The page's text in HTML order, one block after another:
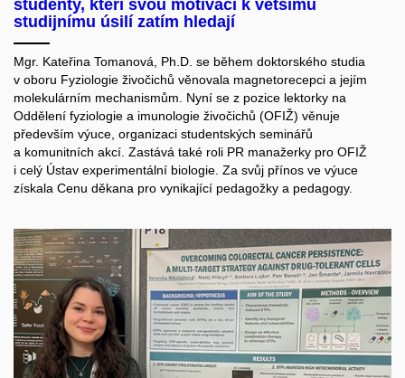
studenty, kteří svou motivaci k většímu
studijnímu úsilí zatím hledají
Mgr. Kateřina Tomanová, Ph.D. se během doktorského studia
v oboru Fyziologie živočichů věnovala magnetorecepci a jejím
molekulárním mechanismům. Nyní se z pozice lektorky na
Oddělení fyziologie a imunologie živočichů (OFIŽ) věnuje
především výuce, organizaci studentských seminářů
a komunitních akcí. Zastává také roli PR manažerky pro OFIŽ
i celý Ústav experimentální biologie. Za svůj přínos ve výuce
získala Cenu děkana pro vynikající pedagožky a pedagogy.